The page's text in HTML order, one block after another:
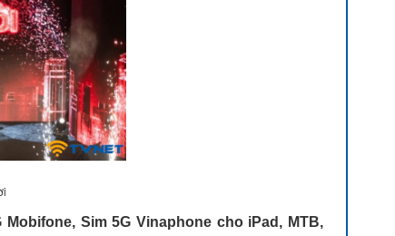
Sim 5G Vinaphone cho iPad, MTB,